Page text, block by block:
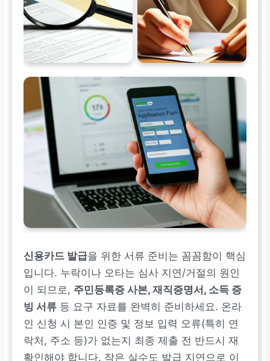
신용카드 발급을 위한 서류 준비는 꼼꼼함이 핵심
입니다. 누락이나 오타는 심사 지연/거절의 원인
이 되므로, 주민등록증 사본, 재직증명서, 소득 증
빙 서류 등 요구 자료를 완벽히 준비하세요. 온라
인 신청 시 본인 인증 및 정보 입력 오류(특히 연
락처, 주소 등)가 없는지 최종 제출 전 반드시 재
확인해야 합니다. 작은 실수도 발급 지연으로 이